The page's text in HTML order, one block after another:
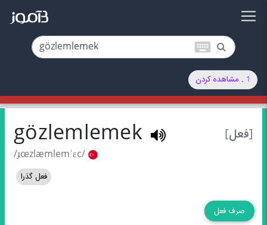
keyboard
1 . مشاهده کردن
[فعل] gözlemlemek
/ɟœzlæmlemˈɛc/
فعل گذرا
صرف فعل